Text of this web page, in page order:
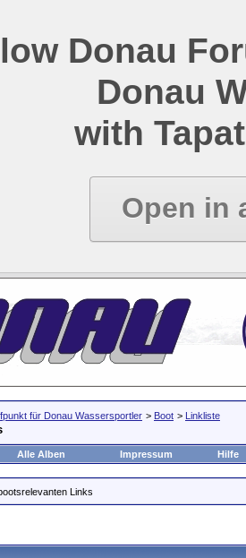
Donau
Donau
with
Open in
für Donau Wassersportler > Boot > Linkliste
Alle Alben Impressum Hilfe
Links